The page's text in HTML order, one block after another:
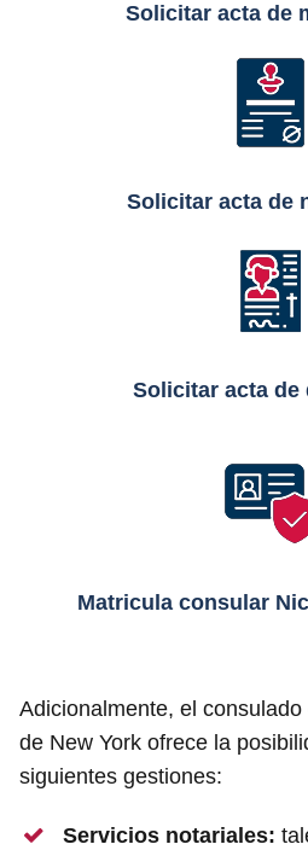
Solicitar acta de
Solicitar acta de
Solicitar acta de
Matricula consular
Adicionalmente, el
de New York ofrece la
siguientes gestiones:
Servicios notariales: